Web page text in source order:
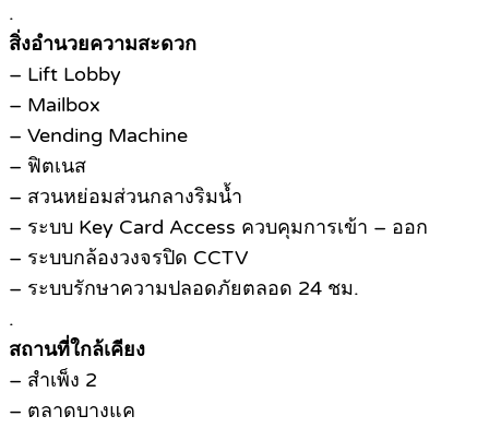
.
สิ่งอำนวยความสะดวก
– Lift Lobby
– Mailbox
– Vending Machine
– ฟิตเนส
– สวนหย่อมส่วนกลางริมน้ำ
– ระบบ Key Card Access ควบคุมการเข้า – ออก
– ระบบกล้องวงจรปิด CCTV
– ระบบรักษาความปลอดภัยตลอด 24 ชม.
.
สถานที่ใกล้เคียง
– สำเพ็ง 2
– ตลาดบางแค